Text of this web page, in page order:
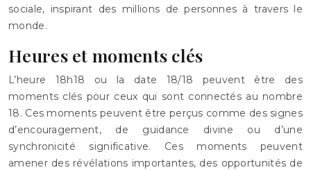
sociale, inspirant des millions de personnes à travers le
monde.
Heures et moments clés
L’heure 18h18 ou la date 18/18 peuvent être des
moments clés pour ceux qui sont connectés au nombre
18. Ces moments peuvent être perçus comme des signes
d’encouragement, de guidance divine ou d’une
synchronicité significative. Ces moments peuvent
amener des révélations importantes, des opportunités de